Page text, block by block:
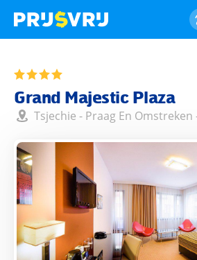
Grand Majestic Plaza
Tsjechie - Praag En Omstreken